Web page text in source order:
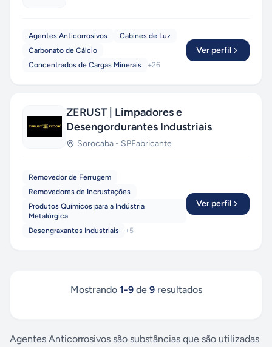
Agentes Anticorrosivos
Cabines de Luz
Carbonato de Cálcio
Concentrados de Cargas Minerais
+26
Ver perfil
ZERUST | Limpadores e
Desengordurantes Industriais
Sorocaba - SPFabricante
Removedor de Ferrugem
Removedores de Incrustações
Produtos Químicos para a Indústria
Metalúrgica
Desengraxantes Industriais
+5
Ver perfil
Mostrando 1-9de 9resultados
Agentes Anticorrosivos são substâncias que são utilizadas